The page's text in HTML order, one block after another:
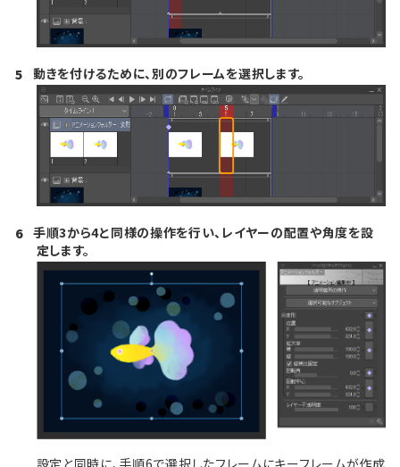
5 動きを付けるために、別のフレームを選択します。
6 手順3から4と同様の操作を行い、レイヤーの配置や角度を設
定します。
設定と同時に、手順6で選択したフレームにキーフレームが作成